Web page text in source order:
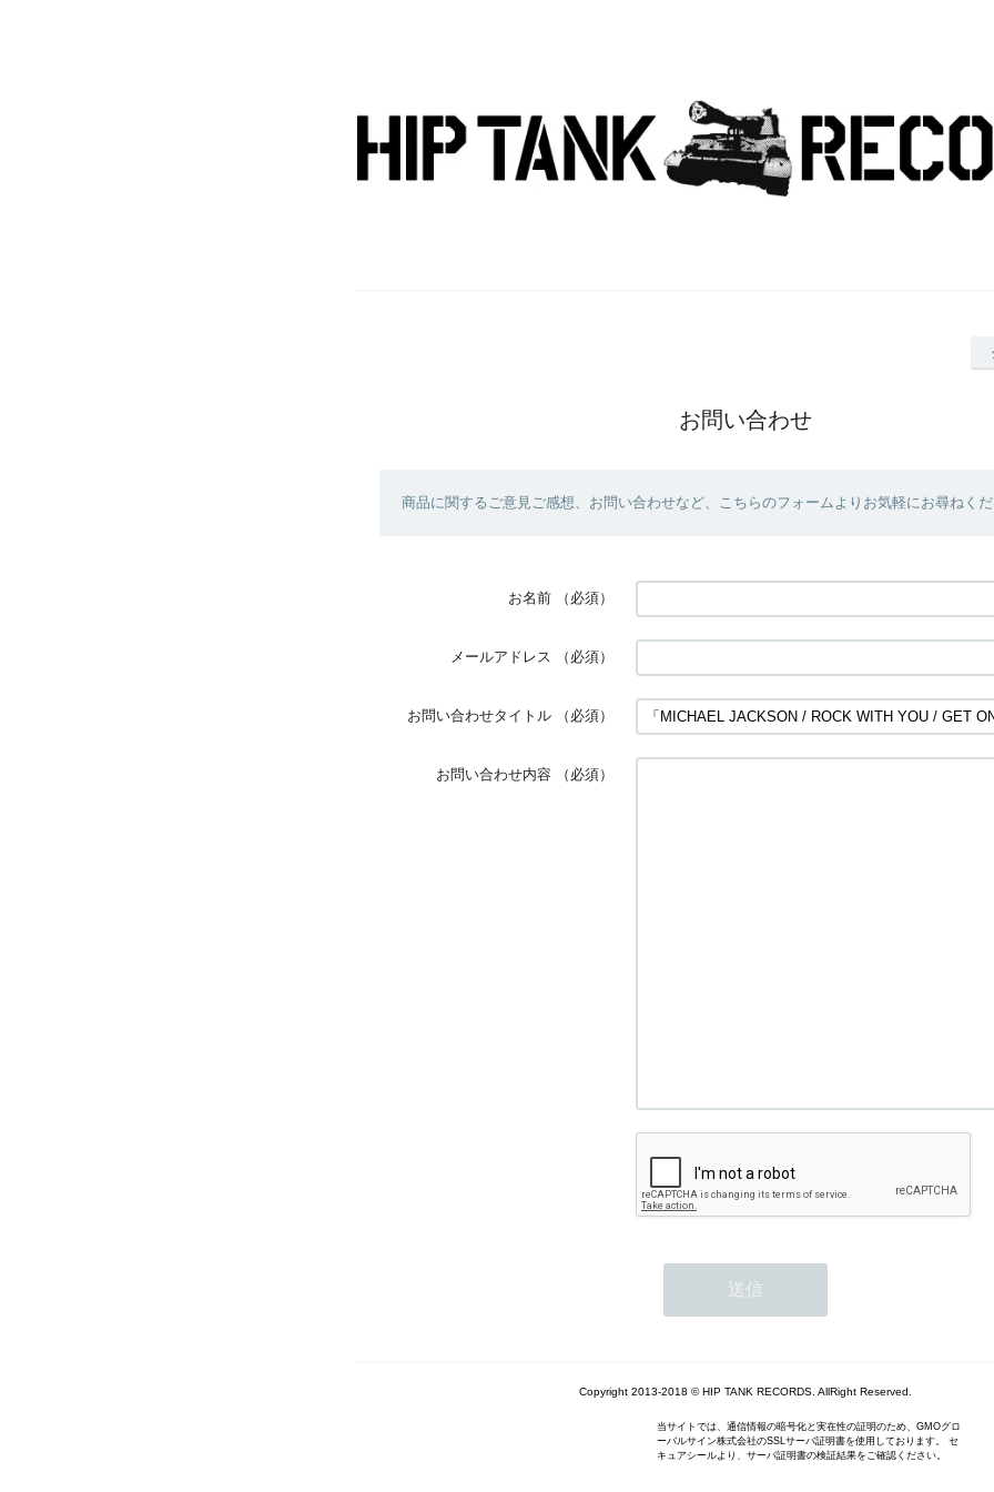
お問い合わせ
商品に関するご意見ご感想、お問い合わせなど、こちらのフォームよりお気軽にお尋ねく
お名前 （必須）
メールアドレス （必須）
お問い合わせタイトル （必須）
お問い合わせ内容 （必須）
Copyright 2013-2018 © HIP TANK RECORDS. AllRight Reserved.
当サイトでは、通信情報の暗号化と実在性の証明のため、GMOグロ
ーバルサイン株式会社のSSLサーバ証明書を使用しております。 セ
キュアシールより、サーバ証明書の検証結果をご確認ください。